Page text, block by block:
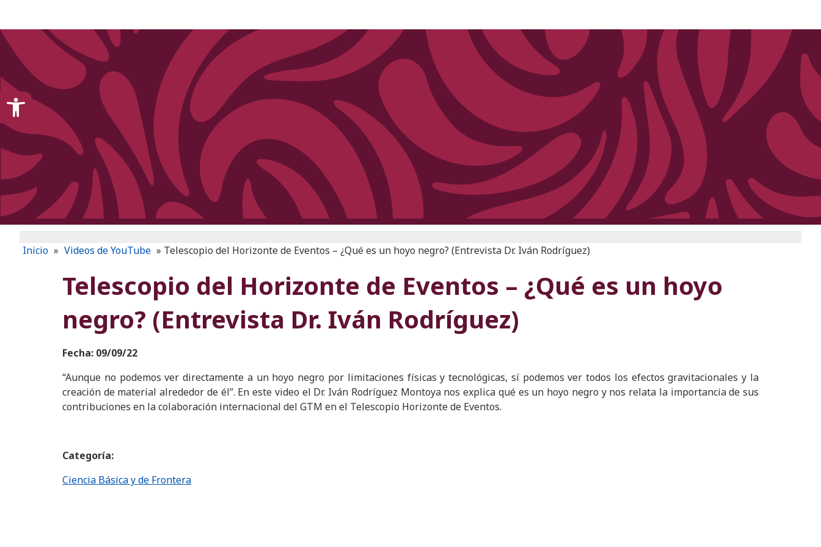
Inicio » Videos de YouTube » Telescopio del Horizonte de Eventos – ¿Qué es un hoyo negro? (Entrevista Dr. Iván Rodríguez)
Telescopio del Horizonte de Eventos – ¿Qué es un hoyo
negro? (Entrevista Dr. Iván Rodríguez)
Fecha: 09/09/22
“Aunque no podemos ver directamente a un hoyo negro por limitaciones físicas y tecnológicas, sí podemos ver todos los efectos gravitacionales y la
creación de material alrededor de él”. En este video el Dr. Iván Rodríguez Montoya nos explica qué es un hoyo negro y nos relata la importancia de sus
contribuciones en la colaboración internacional del GTM en el Telescopio Horizonte de Eventos.
Categoría:
Ciencia Básica y de Frontera
Open toolbar